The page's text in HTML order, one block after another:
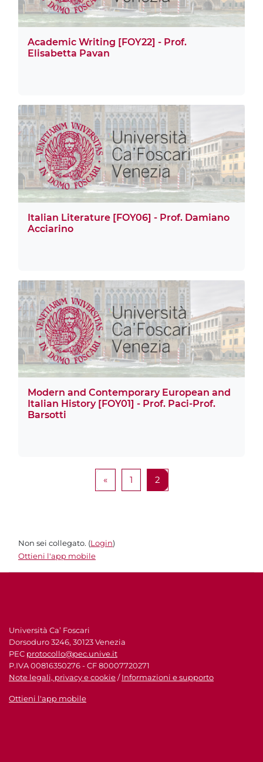
Academic Writing [FOY22] - Prof.
Elisabetta Pavan
Italian Literature [FOY06] - Prof. Damiano
Acciarino
Modern and Contemporary European and
Italian History [FOY01] - Prof. Paci-Prof.
Barsotti
«Pagina precedente
1Pagina 1
2Pagina 2
Non sei collegato. (Login)
Ottieni l'app mobile
Università Ca’ Foscari
Dorsoduro 3246, 30123 Venezia
PEC protocollo@pec.unive.it
P.IVA 00816350276 - CF 80007720271
Note legali, privacy e cookie/Informazioni e supporto
Ottieni l'app mobile